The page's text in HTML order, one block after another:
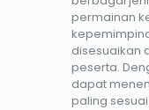
permainan
disesuaikan
peserta.
dapat
paling